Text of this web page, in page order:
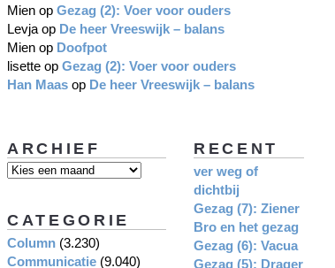
Mien op Gezag (2): Voer voor ouders
Levja op De heer Vreeswijk – balans
Mien op Doofpot
lisette op Gezag (2): Voer voor ouders
Han Maas op De heer Vreeswijk – balans
RECENT
ver weg of
dichtbij
Gezag (7): Ziener
Bro en het gezag
Gezag (6): Vacua
Gezag (5): Drager
ARCHIEF
CATEGORIE
Column (3.230)
Communicatie (9.040)